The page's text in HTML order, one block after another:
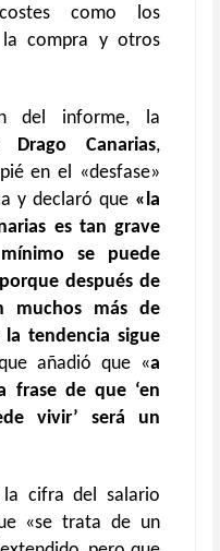
como los
compra y otros
del informe, la
Canarias,
en el «desfase»
y declaró que «la
es tan grave
se puede
después de
muchos más de
tendencia sigue
añadió que «a
frase de que ‘en
vivir’ será un
cifra del salario
«se trata de un